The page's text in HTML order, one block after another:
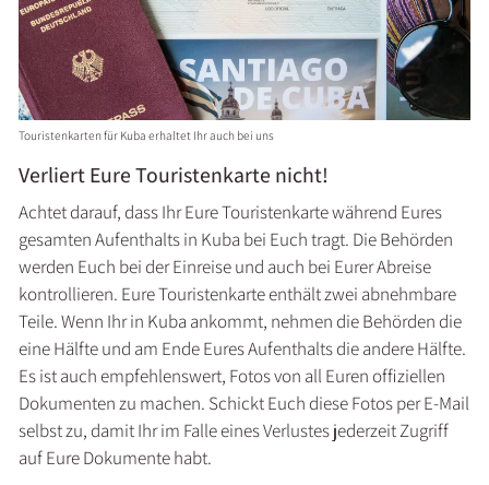
Touristenkarten für Kuba erhaltet Ihr auch bei uns
Verliert Eure Touristenkarte nicht!
Achtet darauf, dass Ihr Eure Touristenkarte während Eures
gesamten Aufenthalts in Kuba bei Euch tragt. Die Behörden
werden Euch bei der Einreise und auch bei Eurer Abreise
kontrollieren. Eure Touristenkarte enthält zwei abnehmbare
Teile. Wenn Ihr in Kuba ankommt, nehmen die Behörden die
eine Hälfte und am Ende Eures Aufenthalts die andere Hälfte.
Es ist auch empfehlenswert, Fotos von all Euren offiziellen
Dokumenten zu machen. Schickt Euch diese Fotos per E-Mail
selbst zu, damit Ihr im Falle eines Verlustes jederzeit Zugriff
auf Eure Dokumente habt.